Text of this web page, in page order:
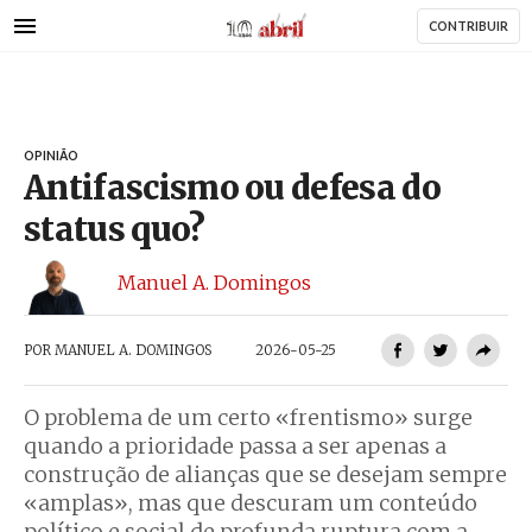
para
AbrilAbril CONTRIBUIR
OPINIÃO
Antifascismo ou defesa do
status quo?
Manuel A. Domingos
POR MANUEL A. DOMINGOS 2026-05-25
O problema de um certo «frentismo» surge
quando a prioridade passa a ser apenas a
construção de alianças que se desejam sempre
«amplas», mas que descuram um conteúdo